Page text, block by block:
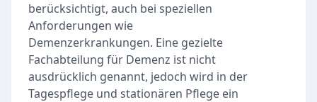
berücksichtigt, auch bei speziellen
Anforderungen wie
Demenzerkrankungen. Eine gezielte
Fachabteilung für Demenz ist nicht
ausdrücklich genannt, jedoch wird in der
Tagespflege und stationären Pflege ein